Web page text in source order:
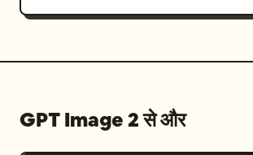
GPT Image 2 से और